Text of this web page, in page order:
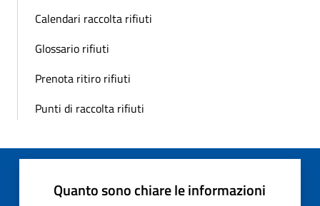
Calendari raccolta rifiuti
Glossario rifiuti
Prenota ritiro rifiuti
Punti di raccolta rifiuti
Quanto sono chiare le informazioni